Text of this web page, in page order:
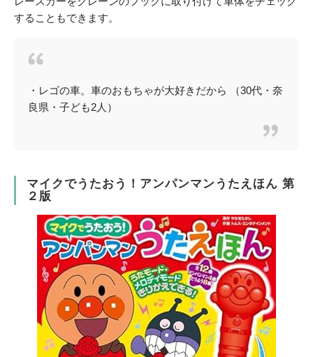
することもできます。
・レゴの車。車のおもちゃが大好きだから （30代・奈
良県・子ども2人）
マイクでうたおう！アンパンマンうたえほん 第
２版